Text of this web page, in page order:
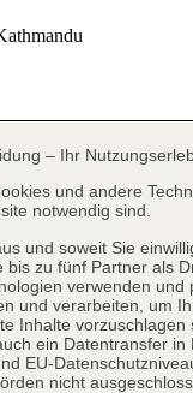
– Ihr
und andere
notwendig sind.
und soweit Sie
bis zu fünf Partner als
verwenden
und verarbeiten, um
Inhalte vorzuschlagen
ein Datentransfer
EU-
nicht